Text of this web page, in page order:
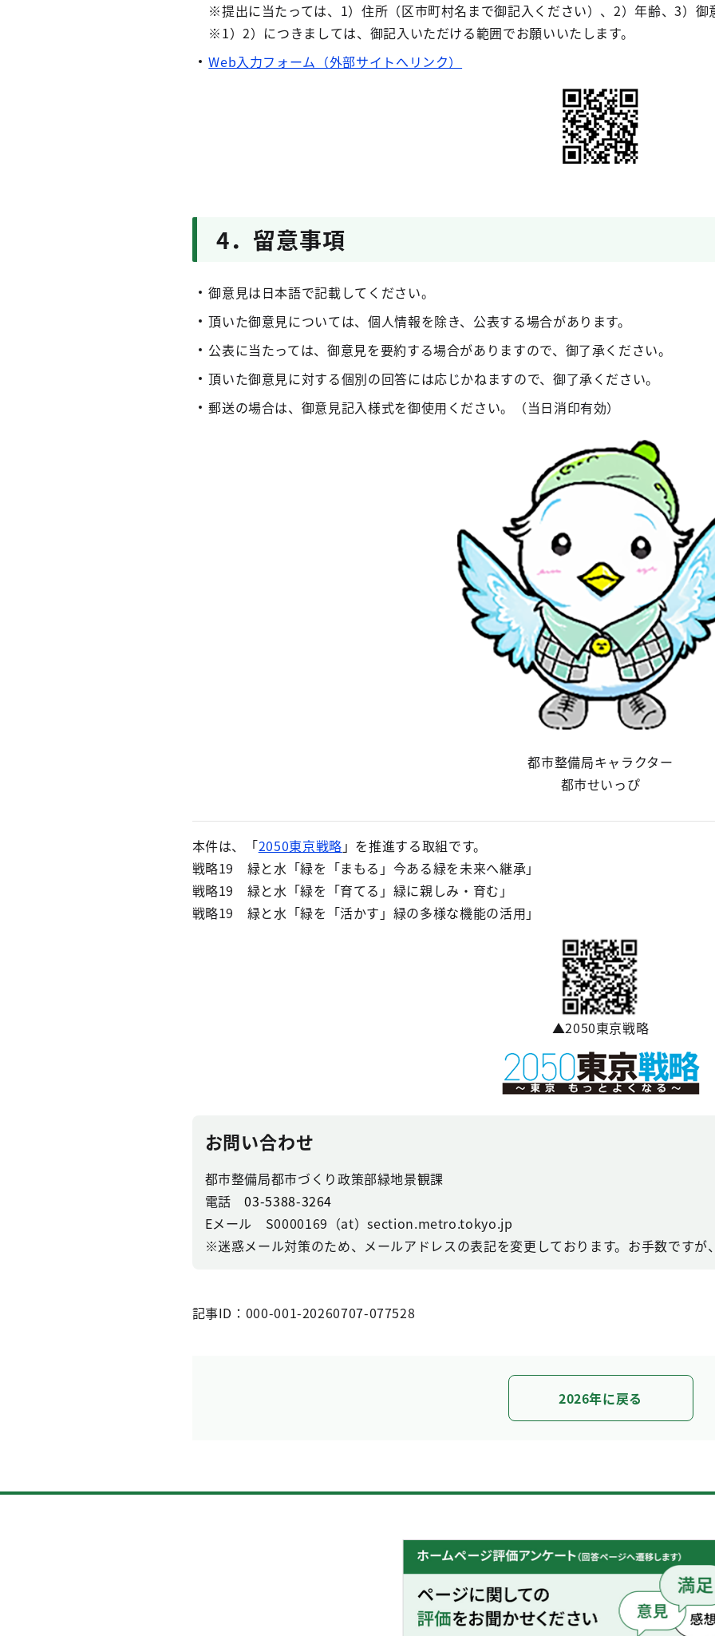
※提出に当たっては、1）住所（区市町村名まで御記入ください）、2）年齢、3）御
※1）2）につきましては、御記入いただける範囲でお願いいたします。
Web入力フォーム（外部サイトへリンク）
4．留意事項
御意見は日本語で記載してください。
頂いた御意見については、個人情報を除き、公表する場合があります。
公表に当たっては、御意見を要約する場合がありますので、御了承ください。
頂いた御意見に対する個別の回答には応じかねますので、御了承ください。
郵送の場合は、御意見記入様式を御使用ください。（当日消印有効）
都市整備局キャラクター
都市せいっぴ
本件は、「2050東京戦略 」を推進する取組です。
戦略19 緑と水「緑を「まもる」今ある緑を未来へ継承」
戦略19 緑と水「緑を「育てる」緑に親しみ・育む」
戦略19 緑と水「緑を「活かす」緑の多様な機能の活用」
▲2050東京戦略
お問い合わせ
都市整備局都市づくり政策部緑地景観課
電話03-5388-3264
Eメール S0000169（at）section.metro.tokyo.jp
※迷惑メール対策のため、メールアドレスの表記を変更しております。お手数ですが
記事ID：000-001-20260707-077528
2026年に戻る